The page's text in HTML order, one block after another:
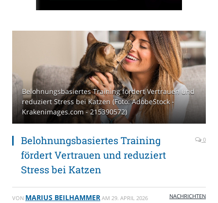
Belohnungsbasiertes Training fördert Vertrauen und
reduziert Stress bei Katzen (Foto: AdobeStock -
Krakenimages.com - 215390572)
Belohnungsbasiertes Training
fördert Vertrauen und reduziert
Stress bei Katzen
0
VON MARIUS BEILHAMMER AM 29. APRIL 2026 NACHRICHTEN